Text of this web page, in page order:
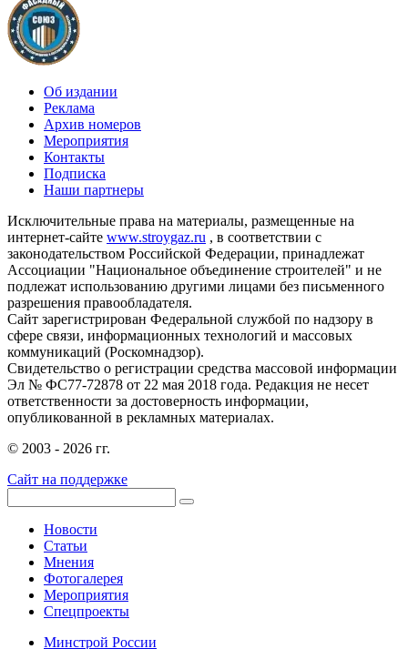
Об издании
Реклама
Архив номеров
Мероприятия
Контакты
Подписка
Наши партнеры
Исключительные права на материалы, размещенные на
интернет-сайте www.stroygaz.ru , в соответствии с
законодательством Российской Федерации, принадлежат
Ассоциации "Национальное объединение строителей" и не
подлежат использованию другими лицами без письменного
разрешения правообладателя.
Сайт зарегистрирован Федеральной службой по надзору в
сфере связи, информационных технологий и массовых
коммуникаций (Роскомнадзор).
Свидетельство о регистрации средства массовой информации
Эл № ФС77-72878 от 22 мая 2018 года. Редакция не несет
ответственности за достоверность информации,
опубликованной в рекламных материалах.
© 2003 - 2026 гг.
Сайт на поддержке
Новости
Статьи
Мнения
Фотогалерея
Мероприятия
Спецпроекты
Минстрой России